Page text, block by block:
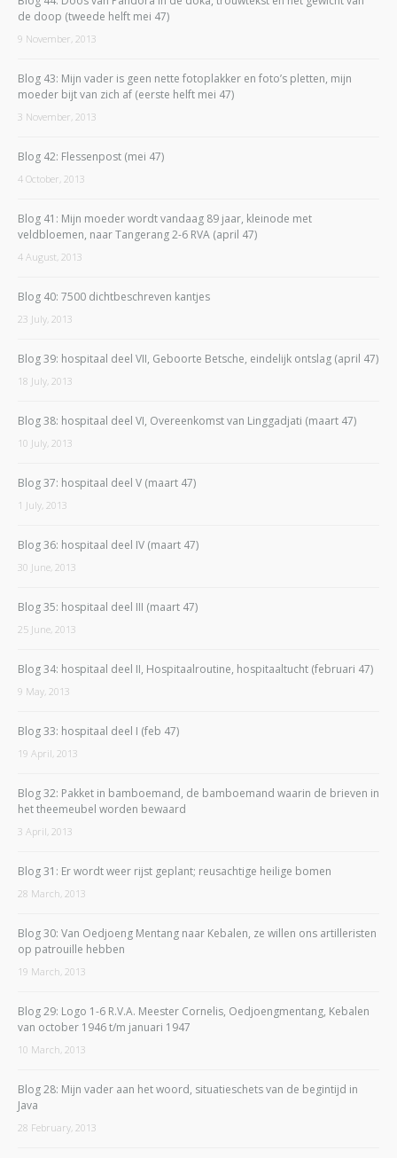
de doop (tweede helft mei 47)
9 November, 2013
Blog 43: Mijn vader is geen nette fotoplakker en foto’s pletten, mijn
moeder bijt van zich af (eerste helft mei 47)
3 November, 2013
Blog 42: Flessenpost (mei 47)
4 October, 2013
Blog 41: Mijn moeder wordt vandaag 89 jaar, kleinode met
veldbloemen, naar Tangerang 2-6 RVA (april 47)
4 August, 2013
Blog 40: 7500 dichtbeschreven kantjes
23 July, 2013
Blog 39: hospitaal deel VII, Geboorte Betsche, eindelijk ontslag (april 47)
18 July, 2013
Blog 38: hospitaal deel VI, Overeenkomst van Linggadjati (maart 47)
10 July, 2013
Blog 37: hospitaal deel V (maart 47)
1 July, 2013
Blog 36: hospitaal deel IV (maart 47)
30 June, 2013
Blog 35: hospitaal deel III (maart 47)
25 June, 2013
Blog 34: hospitaal deel II, Hospitaalroutine, hospitaaltucht (februari 47)
9 May, 2013
Blog 33: hospitaal deel I (feb 47)
19 April, 2013
Blog 32: Pakket in bamboemand, de bamboemand waarin de brieven in
het theemeubel worden bewaard
3 April, 2013
Blog 31: Er wordt weer rijst geplant; reusachtige heilige bomen
28 March, 2013
Blog 30: Van Oedjoeng Mentang naar Kebalen, ze willen ons artilleristen
op patrouille hebben
19 March, 2013
Blog 29: Logo 1-6 R.V.A. Meester Cornelis, Oedjoengmentang, Kebalen
van october 1946 t/m januari 1947
10 March, 2013
Blog 28: Mijn vader aan het woord, situatieschets van de begintijd in
Java
28 February, 2013